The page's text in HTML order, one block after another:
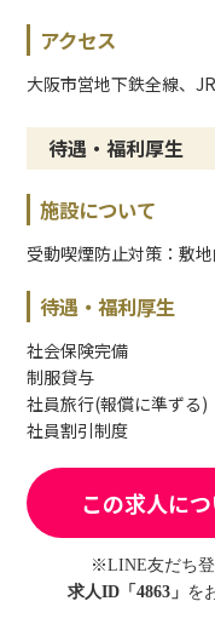
アクセス
大阪市営地下鉄全線、
待遇・福利厚生
施設について
受動喫煙防止対策：敷
待遇・福利厚生
社会保険完備
制服貸与
社員旅行(報償に準ずる)
社員割引制度
この求人に
※LINE友だち登
求人ID「4863」 を